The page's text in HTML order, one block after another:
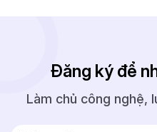
Đăng ký để
Làm chủ công nghệ,